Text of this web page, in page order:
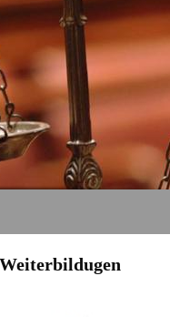
Weiterbildugen